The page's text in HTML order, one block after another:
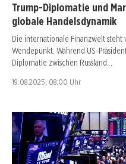
Trump-Diplomatie und
globale Handelsdynamik
Die internationale Finanzwelt
Wendepunkt. Während US-
Diplomatie zwischen Russland…
19.08.2025, 08:00 Uhr